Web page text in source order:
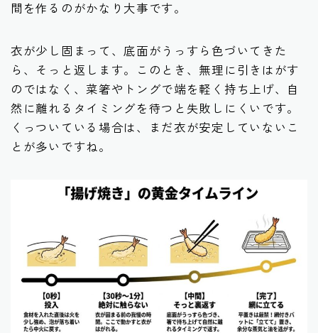
間を作るのがかなり大事です。
衣が少し固まって、底面がうっすら色づいてきた
ら、そっと返します。このとき、無理に引きはがす
のではなく、菜箸やトングで端を軽く持ち上げ、自
然に離れるタイミングを待つと失敗しにくいです。
くっついている場合は、まだ衣が安定していないこ
とが多いですね。